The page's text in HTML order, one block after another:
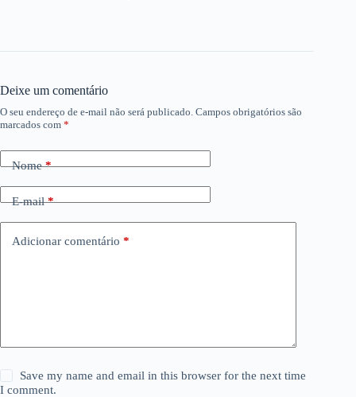
Deixe um comentário
O seu endereço de e-mail não será publicado. Campos obrigatórios são
marcados com *
Nome*
E-mail*
Adicionar comentário *
Save my name and email in this browser for the next time
I comment.